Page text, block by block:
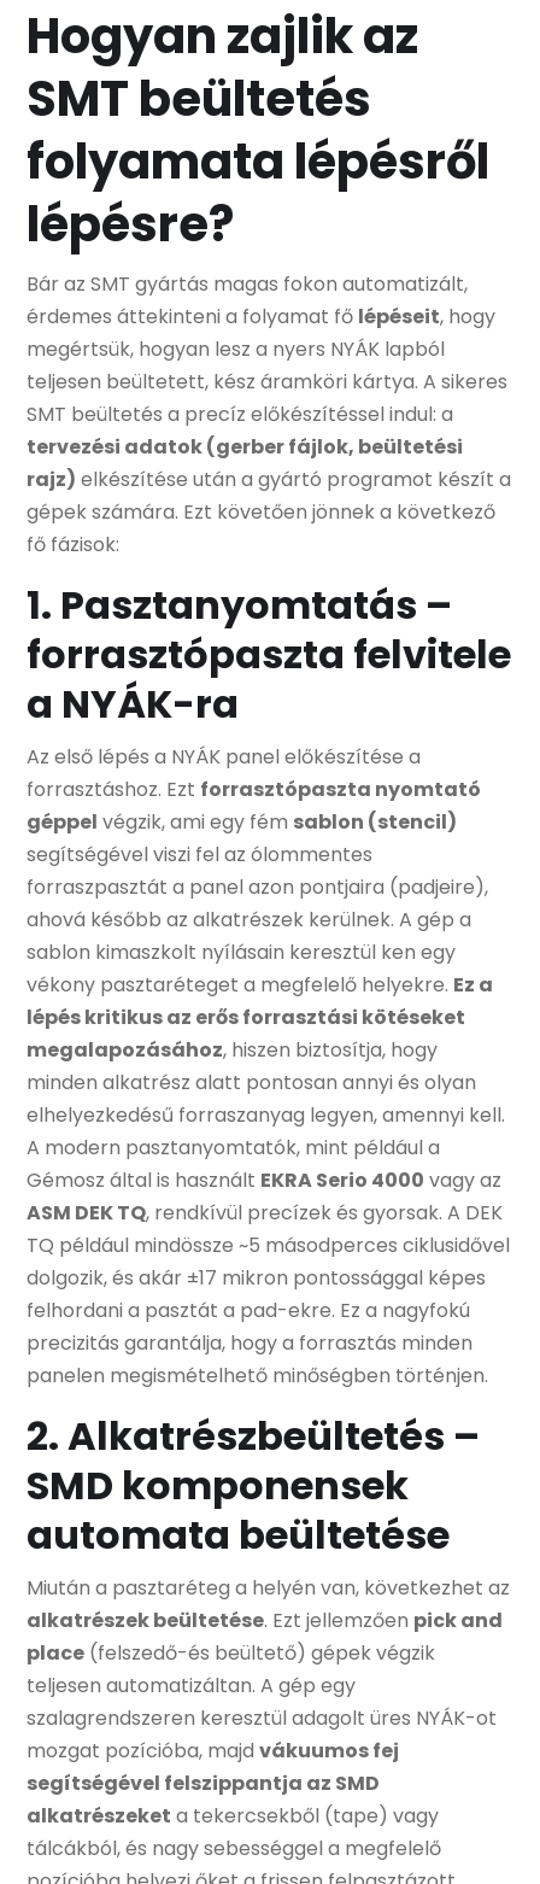
Hogyan zajlik az
SMT beültetés
folyamata lépésről
lépésre?
Bár az SMT gyártás magas fokon automatizált,
érdemes áttekinteni a folyamat fő lépéseit, hogy
megértsük, hogyan lesz a nyers NYÁK lapból
teljesen beültetett, kész áramköri kártya. A sikeres
SMT beültetés a precíz előkészítéssel indul: a
tervezési adatok (gerber fájlok, beültetési
rajz) elkészítése után a gyártó programot készít a
gépek számára. Ezt követően jönnek a következő
fő fázisok:
1. Pasztanyomtatás –
forrasztópaszta felvitele
a NYÁK-ra
Az első lépés a NYÁK panel előkészítése a
forrasztáshoz. Ezt forrasztópaszta nyomtató
géppel végzik, ami egy fém sablon (stencil)
segítségével viszi fel az ólommentes
forraszpasztát a panel azon pontjaira (padjeire),
ahová később az alkatrészek kerülnek. A gép a
sablon kimaszkolt nyílásain keresztül ken egy
vékony pasztaréteget a megfelelő helyekre. Ez a
lépés kritikus az erős forrasztási kötéseket
megalapozásához, hiszen biztosítja, hogy
minden alkatrész alatt pontosan annyi és olyan
elhelyezkedésű forraszanyag legyen, amennyi kell.
A modern pasztanyomtatók, mint például a
Gémosz által is használt EKRA Serio 4000 vagy az
ASM DEK TQ, rendkívül precízek és gyorsak. A DEK
TQ például mindössze ~5 másodperces ciklusidővel
dolgozik, és akár ±17 mikron pontossággal képes
felhordani a pasztát a pad-ekre. Ez a nagyfokú
precizitás garantálja, hogy a forrasztás minden
panelen megismételhető minőségben történjen.
2. Alkatrészbeültetés –
SMD komponensek
automata beültetése
Miután a pasztaréteg a helyén van, következhet az
alkatrészek beültetése. Ezt jellemzően pick and
place (felszedő-és beültető) gépek végzik
teljesen automatizáltan. A gép egy
szalagrendszeren keresztül adagolt üres NYÁK-ot
mozgat pozícióba, majdvákuumos fej
segítségével felszippantja az SMD
alkatrészeket a tekercsekből (tape) vagy
tálcákból, és nagy sebességgel a megfelelő